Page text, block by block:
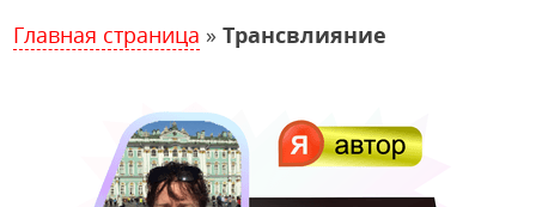
Главная страница »Трансвлияние